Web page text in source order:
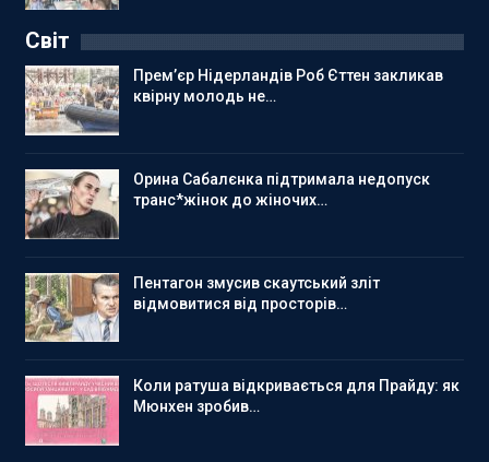
Світ
Прем’єр Нідерландів Роб Єттен закликав
квірну молодь не…
Орина Сабалєнка підтримала недопуск
транс*жінок до жіночих…
Пентагон змусив скаутський зліт
відмовитися від просторів…
Коли ратуша відкривається для Прайду: як
Мюнхен зробив…